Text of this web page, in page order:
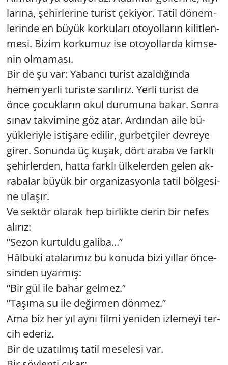
la­rı­na, şe­hir­le­ri­ne tu­rist çe­ki­yor. Tatil dö­nem­
le­rin­de en büyük kor­ku­la­rı oto­yol­la­rın ki­lit­len­
me­si. Bizim kor­ku­muz ise oto­yol­lar­da kim­se­
nin ol­ma­ma­sı.
Bir de şu var: Ya­ban­cı tu­rist azal­dı­ğın­da
hemen yerli tu­ris­te sa­rı­lı­rız. Yerli tu­rist de
önce ço­cuk­la­rın okul du­ru­mu­na bakar. Sonra
sınav tak­vi­mi­ne göz atar. Ar­dın­dan aile bü­
yük­le­riy­le is­ti­şa­re edi­lir, gur­bet­çi­ler dev­re­ye
girer. So­nun­da üç kuşak, dört araba ve fark­lı
şe­hir­ler­den, hatta fark­lı ül­ke­ler­den gelen ak­
ra­ba­lar büyük bir or­ga­ni­zas­yon­la tatil böl­ge­si­
ne ula­şır.
Ve sek­tör ola­rak hep bir­lik­te derin bir nefes
alı­rız:
“Sezon kur­tul­du ga­li­ba...”
Hâl­bu­ki ata­la­rı­mız bu ko­nu­da bizi yıl­lar ön­ce­
sin­den uyar­mış:
“Bir gül ile bahar gel­mez.”
“Ta­şı­ma su ile de­ğir­men dön­mez.”
Ama biz her yıl aynı filmi ye­ni­den iz­le­me­yi ter­
cih ede­riz.
Bir de uza­tıl­mış tatil me­se­le­si var.